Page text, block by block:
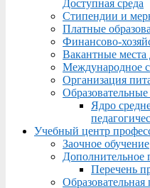
Доступная среда
Стипендии и
Платные
Финансово-
Вакантные места
Международное
Организация
Ядро
Учебный центр
Заочное обучение
Дополнительное
Перечень